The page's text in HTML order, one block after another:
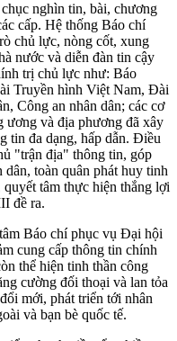
nghìn tin, bài, chương
cấp. Hệ thống Báo chí
chủ lực, nòng cốt, xung
nước và diễn đàn tin cậy
trị chủ lực như: Báo
Truyền hình Việt Nam, Đài
Công an nhân dân; các cơ
ương và địa phương đã xây
tin đa dạng, hấp dẫn. Điều
"trận địa" thông tin, góp
toàn quân phát huy tinh
tâm thực hiện thắng lợi
đề ra.
Báo chí phục vụ Đại hội
cung cấp thông tin chính
thể hiện tinh thần công
cường đối thoại và lan tỏa
mới, phát triển tới nhân
và bạn bè quốc tế.